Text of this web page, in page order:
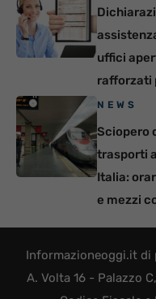
uffici
rafforzati
NEWS
Sciopero
trasporti
Italia:
e mezzi
Informazioneoggi.it di
A. Volta 16 - Palazzo